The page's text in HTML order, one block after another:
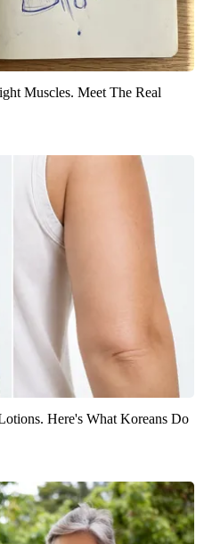
Muscles. Meet The Real
Here's What Koreans Do